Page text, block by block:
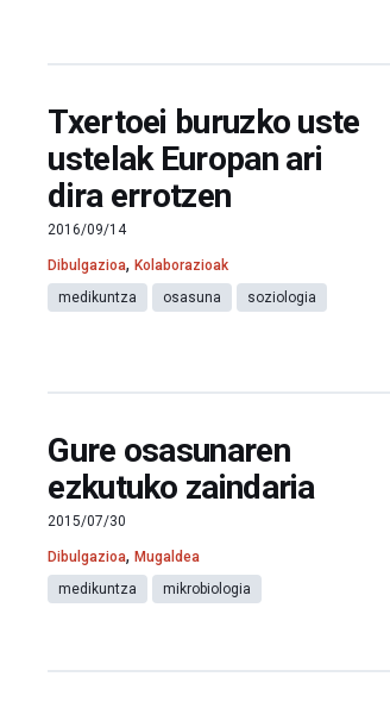
Txertoei buruzko uste
ustelak Europan ari
dira errotzen
2016/09/14
Dibulgazioa,Kolaborazioak
medikuntza
osasuna soziologia
Gure osasunaren
ezkutuko zaindaria
2015/07/30
Dibulgazioa,Mugaldea
medikuntza
mikrobiologia